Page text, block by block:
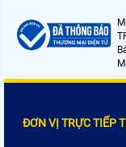
ĐƠN VỊ TRỰC TIẾP